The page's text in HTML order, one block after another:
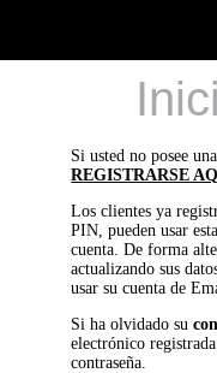
Si usted no posee
REGISTRARSE
Los clientes ya
PIN, pueden usar
cuenta. De forma
actualizando sus
usar su cuenta de
Si ha olvidado su
electrónico
contraseña.